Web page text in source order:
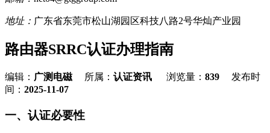
地址： 广东省东莞市松山湖园区科技八路2号华灿产业园
路由器SRRC认证办理指南
编辑： 广测电磁所属： 认证资讯 浏览量： 839 发布时
间： 2025-11-07
一、认证必要性